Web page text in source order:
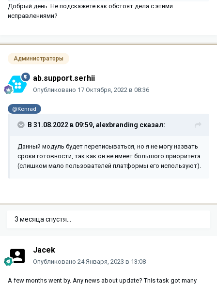
Добрый день. Не подскажете как обстоят дела с этими
исправлениями?
Администраторы
ab.support.serhii
Опубликовано 17 Октября, 2022 в 08:36
@Konrad
В 31.08.2022 в 09:59, alexbranding сказал:
Данный модуль будет переписываться, но я не могу назвать
сроки готовности, так как он не имеет большого приоритета
(слишком мало пользователей платформы его используют).
3 месяца спустя...
Jacek
Опубликовано 24 Января, 2023 в 13:08
A few months went by. Any news about update? This task got many